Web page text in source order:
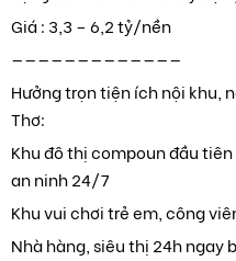
Giá : 3,3 – 6,2 tỷ/nền
—————————————
Hưởng trọn tiện ích nội khu,
Thơ:
Khu đô thị compoun đầu
an ninh 24/7
Khu vui chơi trẻ em, công
Nhà hàng, siêu thị 24h ngay